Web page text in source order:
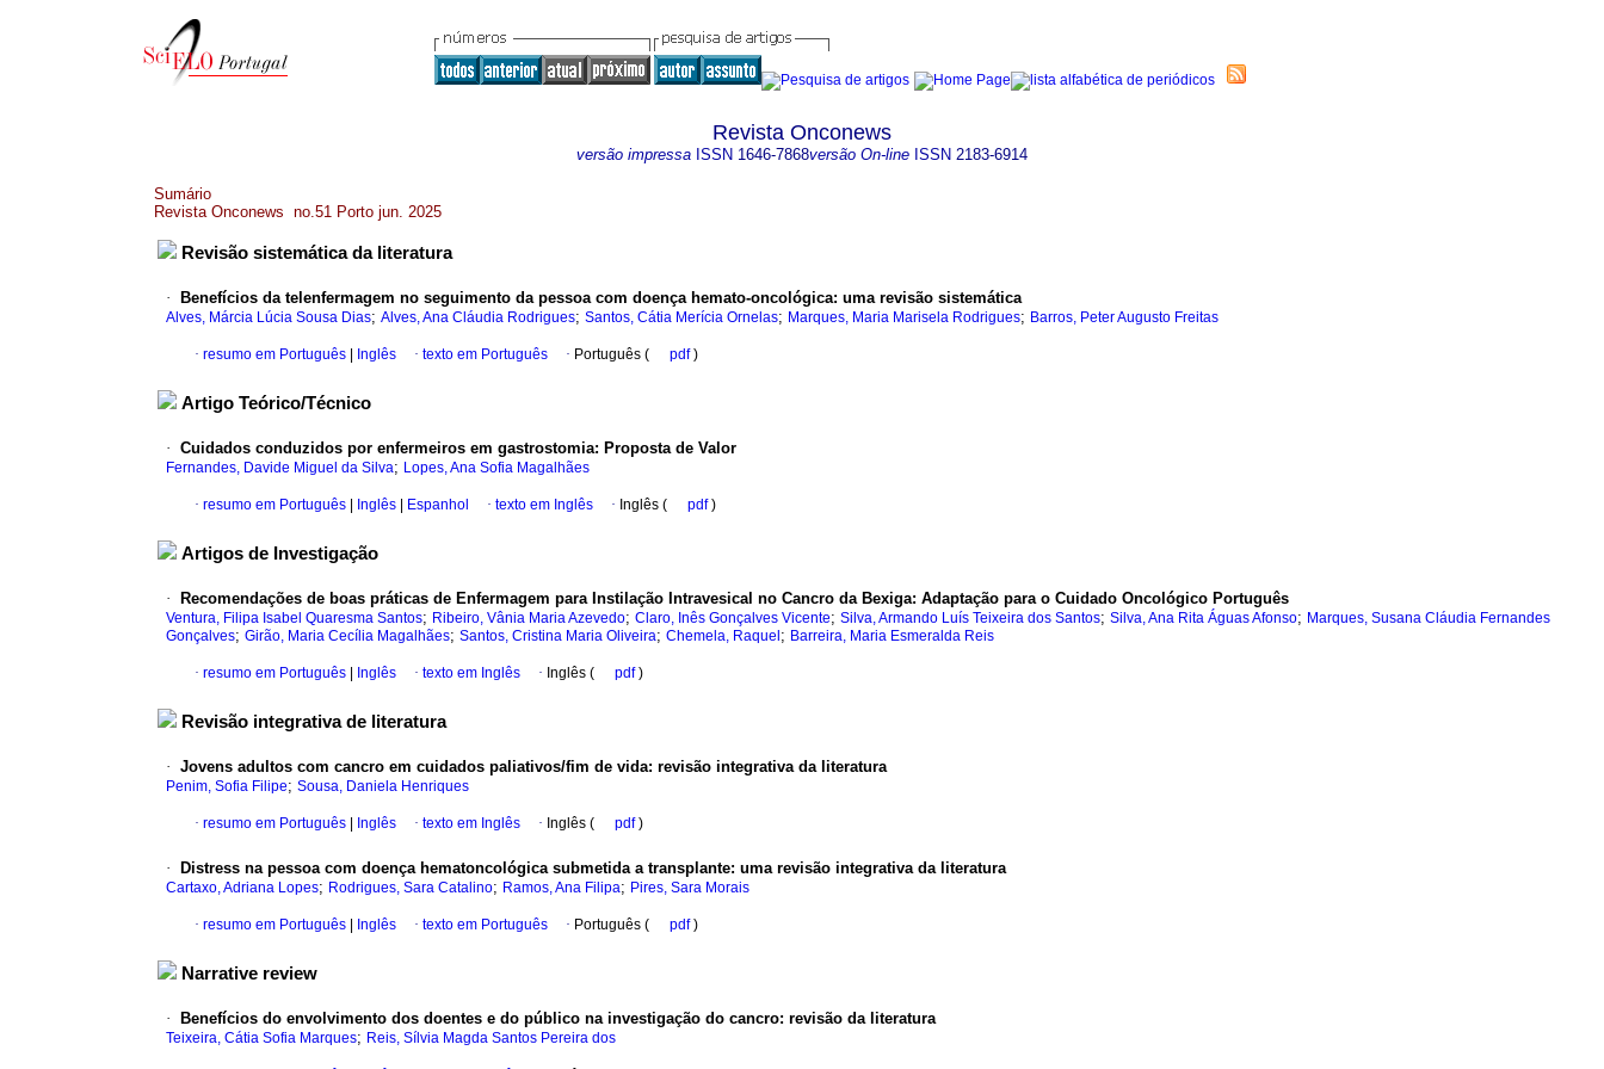
Revista Onconews
versão impressa ISSN 1646-7868versão On-line ISSN 2183-6914
Sumário
Revista Onconews no.51 Porto jun. 2025
Revisão sistemática da literatura
· Benefícios da telenfermagem no seguimento da pessoa com doença hemato-oncológica: uma revisão sistemática
Alves, Márcia Lúcia Sousa Dias; Alves, Ana Cláudia Rodrigues; Santos, Cátia Merícia Ornelas; Marques, Maria Marisela Rodrigues; Barros, Peter Augusto Freitas
· resumo em Português Inglês · texto em Português · Português ( pdf)
Artigo Teórico/Técnico
· Cuidados conduzidos por enfermeiros em gastrostomia: Proposta de Valor
Fernandes, Davide Miguel da Silva; Lopes, Ana Sofia Magalhães
· resumo em Português Inglês Espanhol · texto em Inglês · Inglês ( pdf)
Artigos de Investigação
· Recomendações de boas práticas de Enfermagem para Instilação Intravesical no Cancro da Bexiga: Adaptação para o Cuidado Oncológico Português
Ventura, Filipa Isabel Quaresma Santos; Ribeiro, Vânia Maria Azevedo; Claro, Inês Gonçalves Vicente; Silva, Armando Luís Teixeira dos Santos; Silva, Ana Rita Águas Afonso; Marques, Susana Cláudia Fernandes
Gonçalves; Girão, Maria Cecília Magalhães; Santos, Cristina Maria Oliveira; Chemela, Raquel ; Barreira, Maria Esmeralda Reis
· resumo em Português Inglês · texto em Inglês · Inglês ( pdf)
Revisão integrativa de literatura
· Jovens adultos com cancro em cuidados paliativos/fim de vida: revisão integrativa da literatura
Penim, Sofia Filipe; Sousa, Daniela Henriques
· resumo em Português Inglês · texto em Inglês · Inglês ( pdf)
· Distress na pessoa com doença hematoncológica submetida a transplante: uma revisão integrativa da literatura
Cartaxo, Adriana Lopes; Rodrigues, Sara Catalino; Ramos, Ana Filipa; Pires, Sara Morais
· resumo em Português Inglês · texto em Português · Português ( pdf)
Narrative review
· Benefícios do envolvimento dos doentes e do público na investigação do cancro: revisão da literatura
Teixeira, Cátia Sofia Marques; Reis, Sílvia Magda Santos Pereira dos